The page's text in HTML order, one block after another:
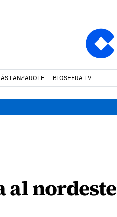
LANZAROTE BIOSFERA TV
al nordeste